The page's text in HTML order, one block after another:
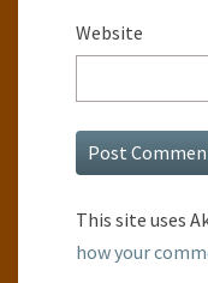
Website
This site uses
how your